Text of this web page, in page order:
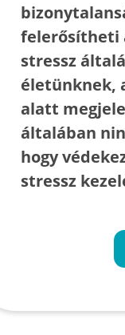
felerősítheti
stressz
életünknek,
alatt
általában
hogy
stressz